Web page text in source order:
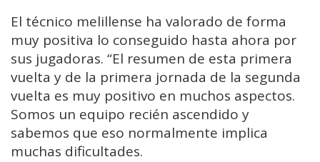
El técnico melillense ha valorado de forma
muy positiva lo conseguido hasta ahora por
sus jugadoras. “El resumen de esta primera
vuelta y de la primera jornada de la segunda
vuelta es muy positivo en muchos aspectos.
Somos un equipo recién ascendido y
sabemos que eso normalmente implica
muchas dificultades.